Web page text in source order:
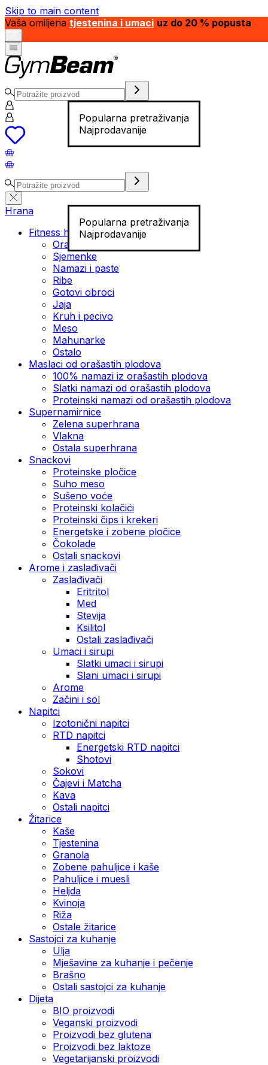
Skip to main content
Vaša omiljena tjestenina i umaci uz do 20 % popusta
Popularna pretraživanja
Najprodavanije
Popularna pretraživanja
Najprodavanije
Hrana
Fitness hrana
Orašasti plodovi
Sjemenke
Namazi i paste
Ribe
Gotovi obroci
Jaja
Kruh i pecivo
Meso
Mahunarke
Ostalo
Maslaci od orašastih plodova
100% namazi iz orašastih plodova
Slatki namazi od orašastih plodova
Proteinski namazi od orašastih plodova
Supernamirnice
Zelena superhrana
Vlakna
Ostala superhrana
Snackovi
Proteinske pločice
Suho meso
Sušeno voće
Proteinski kolačići
Proteinski čips i krekeri
Energetske i zobene pločice
Čokolade
Ostali snackovi
Arome i zaslađivači
Zaslađivači
Eritritol
Med
Stevija
Ksilitol
Ostali zaslađivači
Umaci i sirupi
Slatki umaci i sirupi
Slani umaci i sirupi
Arome
Začini i sol
Napitci
Izotonični napitci
RTD napitci
Energetski RTD napitci
Shotovi
Sokovi
Čajevi i Matcha
Kava
Ostali napitci
Žitarice
Kaše
Tjestenina
Granola
Zobene pahuljice i kaše
Pahuljice i muesli
Heljda
Kvinoja
Riža
Ostale žitarice
Sastojci za kuhanje
Ulja
Mješavine za kuhanje i pečenje
Brašno
Ostali sastojci za kuhanje
Dijeta
BIO proizvodi
Veganski proizvodi
Proizvodi bez glutena
Proizvodi bez laktoze
Vegetarijanski proizvodi